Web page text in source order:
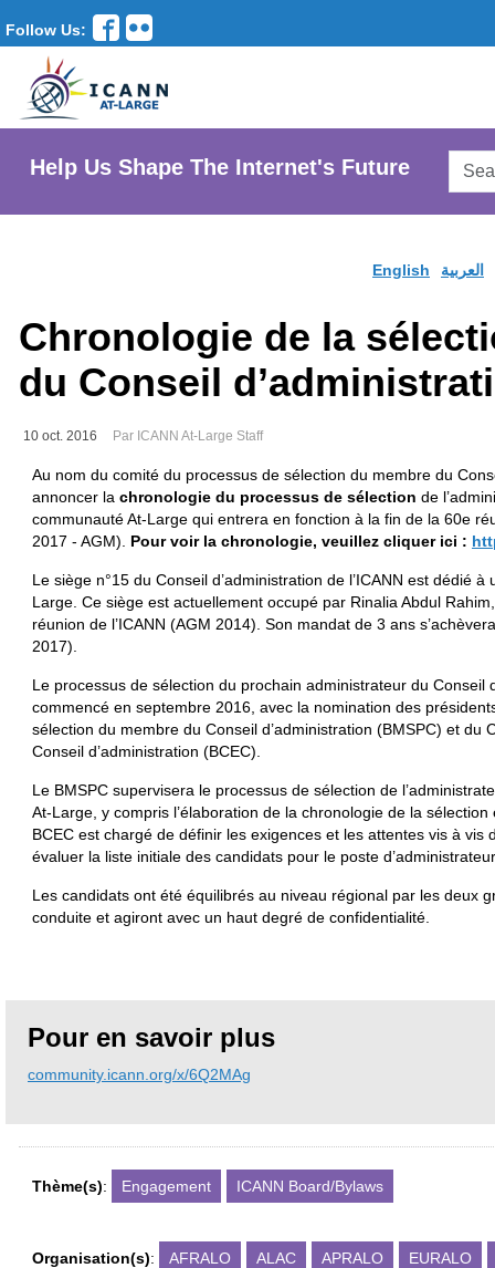
Follow Us:
Help Us Shape The Internet's Future
English العربية
Chronologie de la
du Conseil
10 oct. 2016 Par ICANN At-Large Staff
Au nom du comité du processus de sélection du membre du
annoncer la chronologie du processus de sélection de
communauté At-Large qui entrera en fonction à la fin de la 60e
2017 - AGM). Pour voir la chronologie, veuillez cliquer ici :
Le siège n°15 du Conseil d’administration de l’ICANN est dédié
Large. Ce siège est actuellement occupé par Rinalia Abdul
réunion de l’ICANN (AGM 2014). Son mandat de 3 ans
2017).
Le processus de sélection du prochain administrateur du Conseil
commencé en septembre 2016, avec la nomination des
sélection du membre du Conseil d’administration (BMSPC) et du
Conseil d’administration (BCEC).
Le BMSPC supervisera le processus de sélection de
At-Large, y compris l’élaboration de la chronologie de la
BCEC est chargé de définir les exigences et les attentes vis à vis
évaluer la liste initiale des candidats pour le poste
Les candidats ont été équilibrés au niveau régional par les deux
conduite et agiront avec un haut degré de confidentialité.
Pour en savoir plus
community.icann.org/x/6Q2MAg
Thème(s): Engagement ICANN Board/Bylaws
Organisation(s): AFRALO ALAC APRALO EURALO